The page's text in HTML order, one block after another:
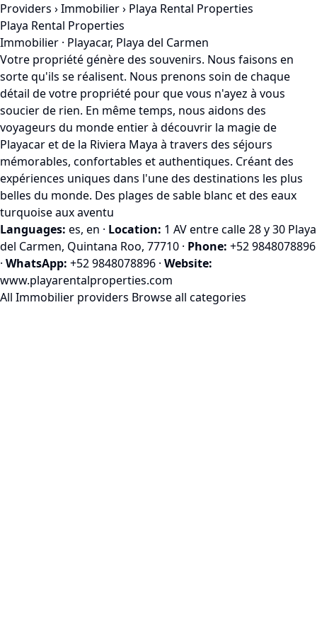
Providers ›Immobilier› Playa Rental Properties
Playa Rental Properties
Immobilier · Playacar, Playa del Carmen
Votre propriété génère des souvenirs. Nous faisons en
sorte qu'ils se réalisent. Nous prenons soin de chaque
détail de votre propriété pour que vous n'ayez à vous
soucier de rien. En même temps, nous aidons des
voyageurs du monde entier à découvrir la magie de
Playacar et de la Riviera Maya à travers des séjours
mémorables, confortables et authentiques. Créant des
expériences uniques dans l'une des destinations les plus
belles du monde. Des plages de sable blanc et des eaux
turquoise aux aventu
Languages: es, en · Location: 1 AV entre calle 28 y 30 Playa
del Carmen, Quintana Roo, 77710 · Phone: +52 9848078896
· WhatsApp: +52 9848078896 · Website:
www.playarentalproperties.com
All Immobilier providers Browse all categories